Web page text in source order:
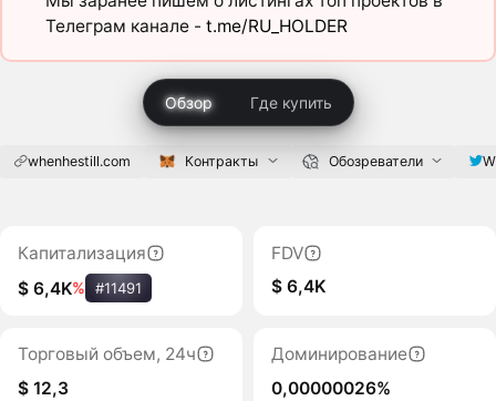
Телеграм канале - t.me/RU_HOLDER
Обзор Где купить
whenhestill.com Контракты Обозреватели
Капитализация
$ 6,4K% #11491
FDV
$ 6,4K
Торговый объем, 24ч
$ 12,3
Доминирование
0,00000026%